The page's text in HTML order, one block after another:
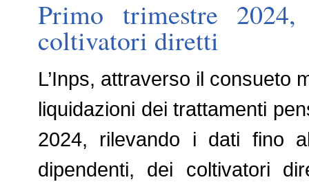
Primo trimestre
coltivatori diretti
L’Inps, attraverso il consueto
liquidazioni dei trattamenti
2024, rilevando i dati fino
dipendenti, dei coltivatori